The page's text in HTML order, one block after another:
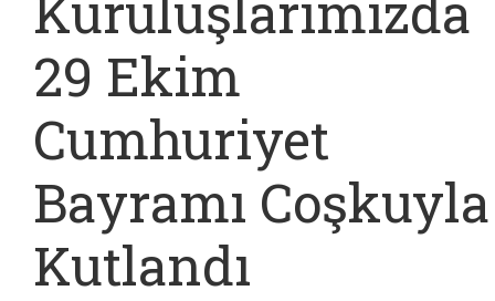
29 Ekim
Cumhuriyet
Bayramı Coşkuyla
Kutlandı